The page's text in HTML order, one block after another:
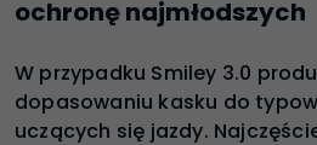
ochronę najmłodszych
W przypadku Smiley 3.0
dopasowaniu kasku do
uczących się jazdy.